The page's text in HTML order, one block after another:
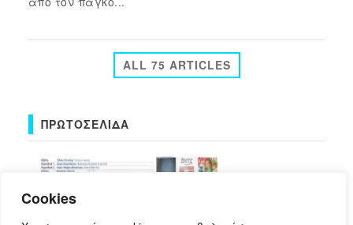
Cookies
ALL 75 ARTICLES
ΠΡΩΤΟΣΈΛΙΔΑ